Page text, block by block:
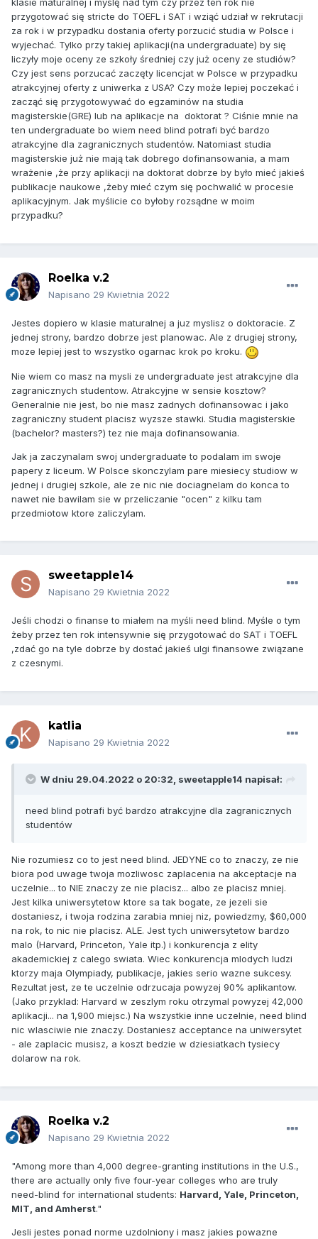
klasie maturalnej i myślę nad tym czy przez ten rok nie
przygotować się stricte do TOEFL i SAT i wziąć udział w rekrutacji
za rok i w przypadku dostania oferty porzucić studia w Polsce i
wyjechać. Tylko przy takiej aplikacji(na undergraduate) by się
liczyły moje oceny ze szkoły średniej czy już oceny ze studiów?
Czy jest sens porzucać zaczęty licencjat w Polsce w przypadku
atrakcyjnej oferty z uniwerka z USA? Czy może lepiej poczekać i
zacząć się przygotowywać do egzaminów na studia
magisterskie(GRE) lub na aplikacje na doktorat ? Ciśnie mnie na
ten undergraduate bo wiem need blind potrafi być bardzo
atrakcyjne dla zagranicznych studentów. Natomiast studia
magisterskie już nie mają tak dobrego dofinansowania, a mam
wrażenie ,że przy aplikacji na doktorat dobrze by było mieć jakieś
publikacje naukowe ,żeby mieć czym się pochwalić w procesie
aplikacyjnym. Jak myślicie co byłoby rozsądne w moim
przypadku?
Roelka v.2
Napisano 29 Kwietnia 2022
Jestes dopiero w klasie maturalnej a juz myslisz o doktoracie. Z
jednej strony, bardzo dobrze jest planowac. Ale z drugiej strony,
moze lepiej jest to wszystko ogarnac krok po kroku.
Nie wiem co masz na mysli ze undergraduate jest atrakcyjne dla
zagranicznych studentow. Atrakcyjne w sensie kosztow?
Generalnie nie jest, bo nie masz zadnych dofinansowac i jako
zagraniczny student placisz wyzsze stawki. Studia magisterskie
(bachelor? masters?) tez nie maja dofinansowania.
Jak ja zaczynalam swoj undergraduate to podalam im swoje
papery z liceum. W Polsce skonczylam pare miesiecy studiow w
jednej i drugiej szkole, ale ze nic nie dociagnelam do konca to
nawet nie bawilam sie w przeliczanie "ocen" z kilku tam
przedmiotow ktore zaliczylam.
sweetapple14
Napisano 29 Kwietnia 2022
Jeśli chodzi o finanse to miałem na myśli need blind. Myśle o tym
żeby przez ten rok intensywnie się przygotować do SAT i TOEFL
,zdać go na tyle dobrze by dostać jakieś ulgi finansowe związane
z czesnymi.
katlia
Napisano 29 Kwietnia 2022
W dniu 29.04.2022 o 20:32, sweetapple14 napisał:
need blind potrafi być bardzo atrakcyjne dla zagranicznych
studentów
Nie rozumiesz co to jest need blind. JEDYNE co to znaczy, ze nie
biora pod uwage twoja mozliwosc zaplacenia na akceptacje na
uczelnie... to NIE znaczy ze nie placisz... albo ze placisz mniej.
Jest kilka uniwersytetow ktore sa tak bogate, ze jezeli sie
dostaniesz, i twoja rodzina zarabia mniej niz, powiedzmy, $60,000
na rok, to nic nie placisz. ALE. Jest tych uniwersytetow bardzo
malo (Harvard, Princeton, Yale itp.) i konkurencja z elity
akademickiej z calego swiata. Wiec konkurencja mlodych ludzi
ktorzy maja Olympiady, publikacje, jakies serio wazne sukcesy.
Rezultat jest, ze te uczelnie odrzucaja powyzej 90% aplikantow.
(Jako przyklad: Harvard w zeszlym roku otrzymal powyzej 42,000
aplikacji... na 1,900 miejsc.) Na wszystkie inne uczelnie, need blind
nic wlasciwie nie znaczy. Dostaniesz acceptance na uniwersytet
- ale zaplacic musisz, a koszt bedzie w dziesiatkach tysiecy
dolarow na rok.
Roelka v.2
Napisano 29 Kwietnia 2022
"Among more than 4,000 degree-granting institutions in the U.S.,
there are actually only five four-year colleges who are truly
need-blind for international students: Harvard, Yale, Princeton,
MIT, and Amherst."
Jesli jestes ponad norme uzdolniony i masz jakies powazne